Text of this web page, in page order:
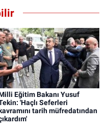
Eğitim Bakanı Yusuf
'Haçlı Seferleri
tarih müfredatından